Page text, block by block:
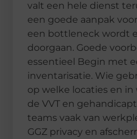
valt een hele dienst
een goede aanpak
een bottleneck wordt
doorgaan. Goede
essentieel Begin met
inventarisatie. Wie
op welke locaties en
de VVT en
teams vaak van
GGZ privacy en